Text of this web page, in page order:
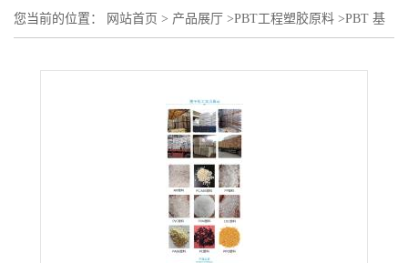
您当前的位置： 网站首页 > 产品展厅 >PBT工程塑胶原料 >PBT 基